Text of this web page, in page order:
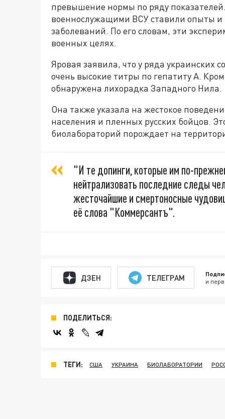
превышение нормы по ряду
военнослужащими ВСУ ставили опыты
заболеваний. По его словам, эти
военных целях.
Яровая заявила, что у ряда украинских
очень высокие титры по гепатиту А.
обнаружена лихорадка Западного Нила.
Она также указала на жестокое
населения и пленных русских бойцов.
биолабораторий порождает на
"И те допинги, которые им по-
нейтрализовать последние следы
жесточайшие и смертоносные
её слова "Коммерсантъ".
ДЗЕН ТЕЛЕГРАМ и
ПОДЕЛИТЬСЯ:
ТЕГИ: США УКРАИНА БИОЛАБОРАТОРИИ